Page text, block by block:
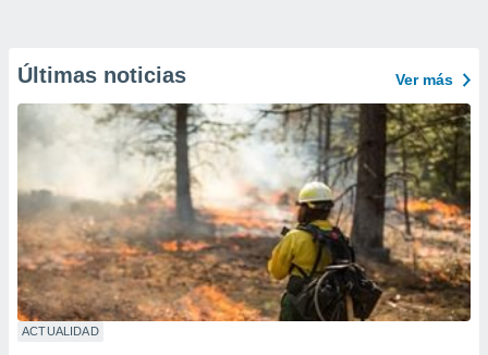
Últimas noticias Ver más
ACTUALIDAD